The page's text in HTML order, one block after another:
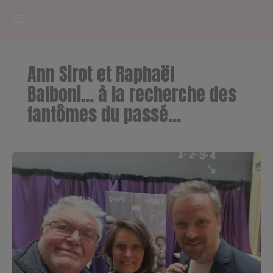
RADIOPLAYER
CK RADIO Line-up
PODCASTS
Cultur'Ciné - Jean Meurice
CONCOURS
Contact
Ann Sirot et Raphaël
Balboni… à la recherche des
fantômes du passé…